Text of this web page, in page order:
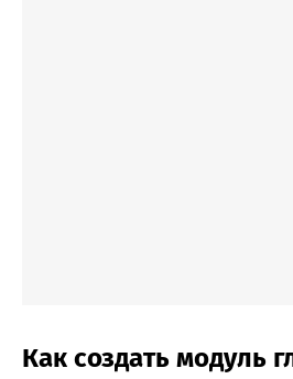
Как создать модуль